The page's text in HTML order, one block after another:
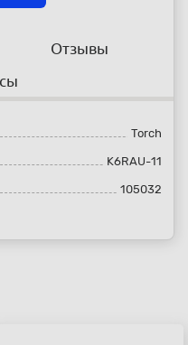
Отзывы
Torch
K6RAU-11
105032